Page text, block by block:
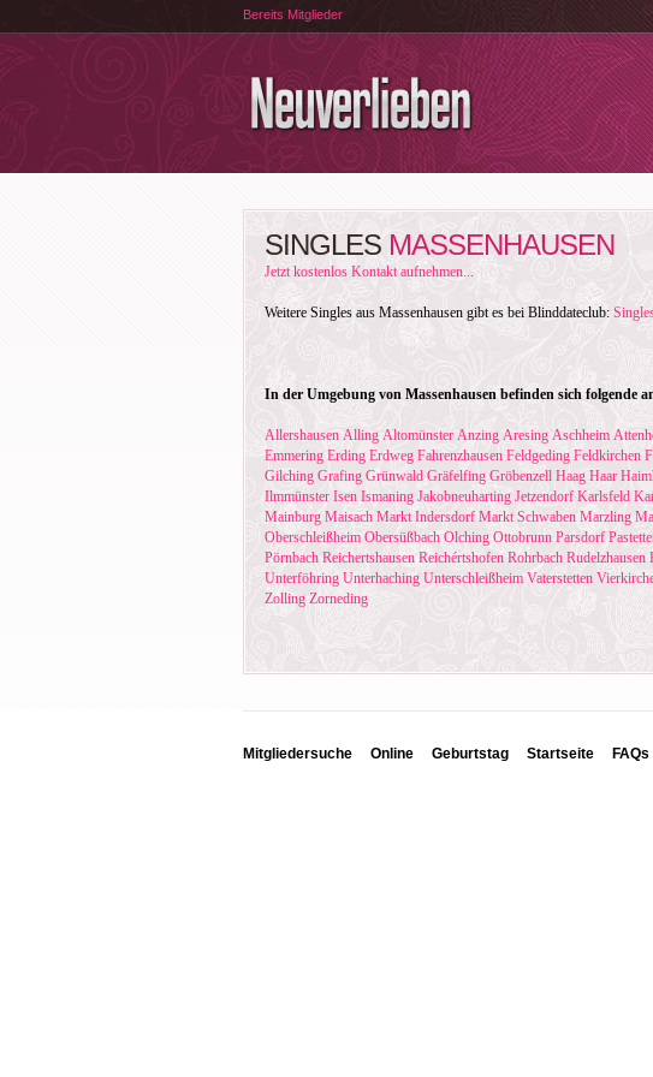
Bereits Mitglieder
SINGLES MASSENHAUSEN
Jetzt kostenlos Kontakt aufnehmen...
Weitere Singles aus Massenhausen gibt es bei Blinddateclub:
In der Umgebung von Massenhausen befinden sich folgende
Allershausen Alling Altomünster Anzing Aresing Aschheim
Emmering Erding Erdweg Fahrenzhausen Feldgeding Feldkirchen
Gilching Grafing Grünwald Gräfelfing Gröbenzell Haag Haar
Ilmmünster Isen Ismaning Jakobneuharting Jetzendorf Karlsfeld
Mainburg Maisach Markt Indersdorf Markt Schwaben Marzling
Oberschleißheim Obersüßbach Olching Ottobrunn Parsdorf
Pörnbach Reichertshausen Reichértshofen Rohrbach Rudelzhausen
Unterföhring Unterhaching Unterschleißheim Vaterstetten
Zolling Zorneding
Mitgliedersuche Online Geburtstag Startseite FAQs